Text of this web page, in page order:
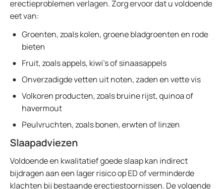
erectieproblemen verlagen. Zorg ervoor dat u voldoende
eet van:
Groenten, zoals kolen, groene bladgroenten en rode
bieten
Fruit, zoals appels, kiwi’s of sinaasappels
Onverzadigde vetten uit noten, zaden en vette vis
Volkoren producten, zoals bruine rijst, quinoa of
havermout
Peulvruchten, zoals bonen, erwten of linzen
Slaapadviezen
Voldoende en kwalitatief goede slaap kan indirect
bijdragen aan een lager risico op ED of verminderde
klachten bij bestaande erectiestoornissen. De volgende